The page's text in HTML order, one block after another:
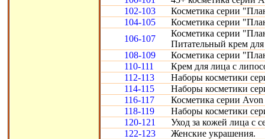
102-103
Косметика серии
104-105
Косметика серии
106-107
Косметика серии
Питательный крем для
108-109
Косметика серии
110-111
Крем для лица с
112-113
Наборы косметики
114-115
Наборы косметики
116-117
Косметика серии Avon
118-119
Наборы косметики
120-121
Уход за кожей лица с
122-123
Женские украшения.